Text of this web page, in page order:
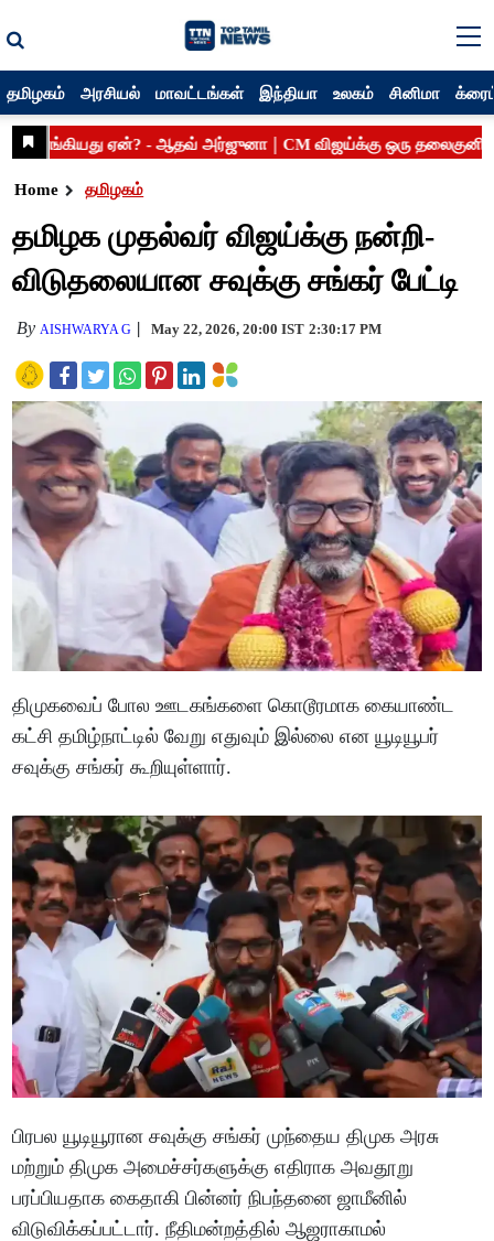
தமிழகம் அரசியல் மாவட்டங்கள் இந்தியா உலகம் சினிமா
Home தமிழகம்
தமிழக முதல்வர் விஜய்க்கு நன்றி-
விடுதலையான சவுக்கு சங்கர் பேட்டி
By AISHWARYA G May 22, 2026, 20:00 IST 2:30:17 PM
திமுகவைப் போல ஊடகங்களை கொடூரமாக கையாண்ட
கட்சி தமிழ்நாட்டில் வேறு எதுவும் இல்லை என யூடியூபர்
சவுக்கு சங்கர் கூறியுள்ளார்.
பிரபல யூடியூரான சவுக்கு சங்கர் முந்தைய திமுக அரசு
மற்றும் திமுக அமைச்சர்களுக்கு எதிராக அவதூறு
பரப்பியதாக கைதாகி பின்னர் நிபந்தனை ஜாமீனில்
விடுவிக்கப்பட்டார். நீதிமன்றத்தில் ஆஜராகாமல்